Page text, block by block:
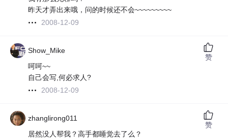
昨天才弄出来哦，问的时候还不会~~~~~~~~~
2008-12-09
Show_Mike
呵呵~~
自己会写,何必求人?
2008-12-09
赞
zhanglirong011
居然没人帮我？高手都睡觉去了么？
赞